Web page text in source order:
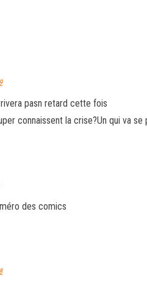
pasn retard cette fois
connaissent la crise?Un qui va
des comics